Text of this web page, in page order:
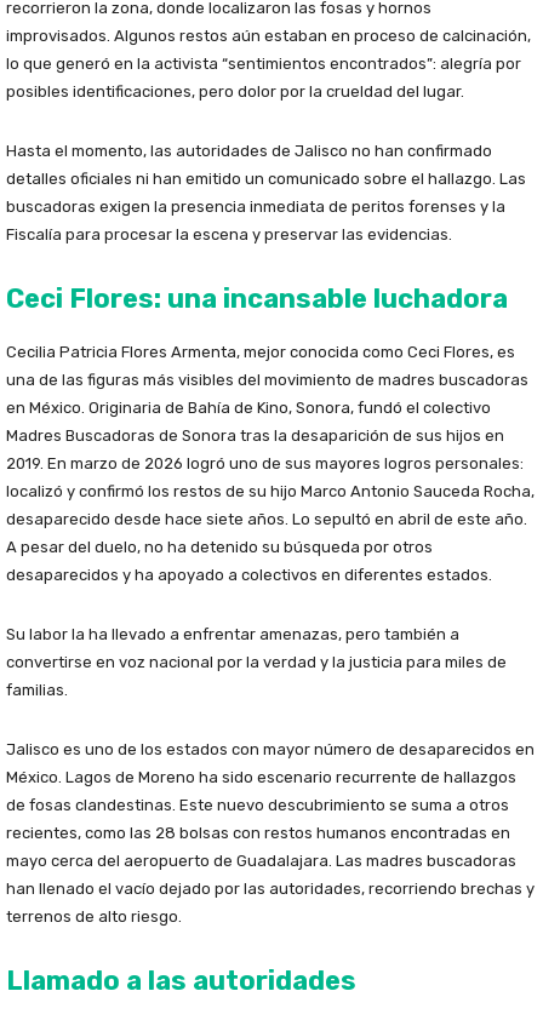
recorrieron la zona, donde localizaron las fosas y hornos
improvisados. Algunos restos aún estaban en proceso de calcinación,
lo que generó en la activista “sentimientos encontrados”: alegría por
posibles identificaciones, pero dolor por la crueldad del lugar.
Hasta el momento, las autoridades de Jalisco no han confirmado
detalles oficiales ni han emitido un comunicado sobre el hallazgo. Las
buscadoras exigen la presencia inmediata de peritos forenses y la
Fiscalía para procesar la escena y preservar las evidencias.
Ceci Flores: una incansable luchadora
Cecilia Patricia Flores Armenta, mejor conocida como Ceci Flores, es
una de las figuras más visibles del movimiento de madres buscadoras
en México. Originaria de Bahía de Kino, Sonora, fundó el colectivo
Madres Buscadoras de Sonora tras la desaparición de sus hijos en
2019. En marzo de 2026 logró uno de sus mayores logros personales:
localizó y confirmó los restos de su hijo Marco Antonio Sauceda Rocha,
desaparecido desde hace siete años. Lo sepultó en abril de este año.
A pesar del duelo, no ha detenido su búsqueda por otros
desaparecidos y ha apoyado a colectivos en diferentes estados.
Su labor la ha llevado a enfrentar amenazas, pero también a
convertirse en voz nacional por la verdad y la justicia para miles de
familias.
Jalisco es uno de los estados con mayor número de desaparecidos en
México. Lagos de Moreno ha sido escenario recurrente de hallazgos
de fosas clandestinas. Este nuevo descubrimiento se suma a otros
recientes, como las 28 bolsas con restos humanos encontradas en
mayo cerca del aeropuerto de Guadalajara. Las madres buscadoras
han llenado el vacío dejado por las autoridades, recorriendo brechas y
terrenos de alto riesgo.
Llamado a las autoridades